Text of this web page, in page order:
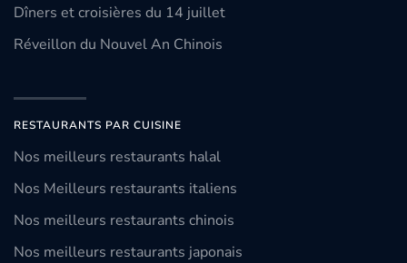
Dîners et croisières du 14 juillet
Réveillon du Nouvel An Chinois
RESTAURANTS PAR CUISINE
Nos meilleurs restaurants halal
Nos Meilleurs restaurants italiens
Nos meilleurs restaurants chinois
Nos meilleurs restaurants japonais